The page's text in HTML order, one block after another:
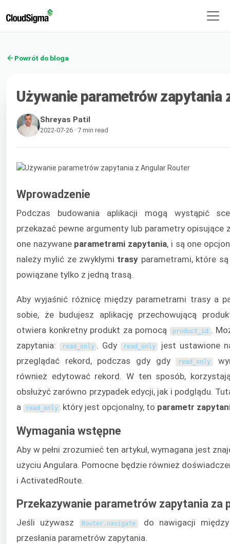
Powrót do bloga
Używanie parametrów zapytania
Shreyas Patil
2022-07-26 · 7 min read
Wprowadzenie
Podczas budowania aplikacji mogą wystąpić
przekazać pewne argumenty lub parametry opisujące
one nazywane parametrami zapytania, i są one
należy mylić ze zwykłymi trasy parametrami, które
powiązane tylko z jedną trasą.
Aby wyjaśnić różnicę między parametrami trasy a
sobie, że budujesz aplikację przechowującą
otwiera konkretny produkt za pomocą product_id .
zapytania:
read_only . Gdy read_only
jest ustawione
przeglądać rekord, podczas gdy gdy read_only
również edytować rekord. W ten sposób,
obsłużyć zarówno przypadek edycji, jak i podglądu.
a
read_only który jest opcjonalny, to parametr
Wymagania wstępne
Aby w pełni zrozumieć ten artykuł, wymagana jest
użyciu Angulara. Pomocne będzie również
i ActivatedRoute.
Przekazywanie parametrów zapytania za
Jeśli używasz Router . navigate
do nawigacji
przesłania parametrów zapytania.